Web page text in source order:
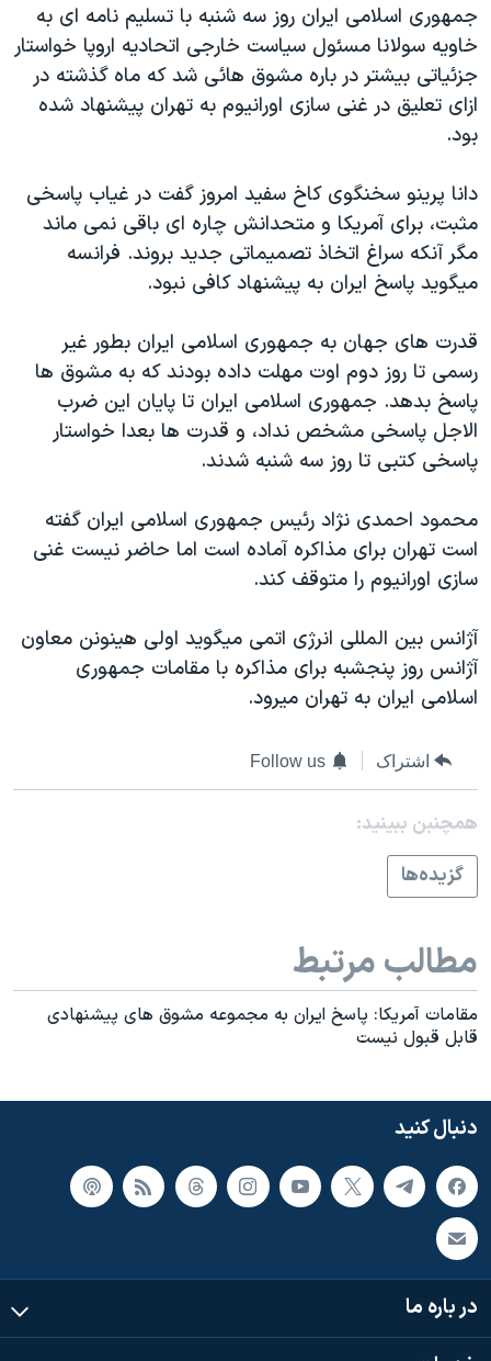
علم و فناوری
اسرائیل در جنگ
گالری عکس
آرشیو پخش زنده
رمز مهسا
ورزش زنان در ایران
اعتراضات زن، زندگی، آزادی
مجموعه مستندهای دادخواهی
تریبونال مردمی آبان ۹۸
دادگاه حمید نوری
چهل سال گروگان‌گیری
قانون شفافیت دارائی کادر رهبری ایران
اعتراضات مردمی آبان ۹۸
اسرائیل در جنگ
نرگس محمدی برنده جایزه نوبل صلح
همایش محافظه‌کاران آمریکا «سی‌پک»
سفر پرزیدنت ترامپ به چین
زبانهای مختلف
جمهوری اسلامی ايران روز سه شنبه با تسليم نامه ای به
خاويه سولانا مسئول سياست خارجی اتحاديه اروپا خواستار
جزئياتی بيشتر در باره مشوق هائی شد که ماه گذشته در
ازای تعليق در غنی سازی اورانيوم به تهران پيشنهاد شده
بود.
دانا پرينو سخنگوی کاخ سفيد امروز گفت در غياب پاسخی
مثبت، برای آمريکا و متحدانش چاره ای باقی نمی ماند
مگر آنکه سراغ اتخاذ تصميماتی جديد بروند. فرانسه
ميگويد پاسخ ايران به پيشنهاد کافی نبود.
قدرت های جهان به جمهوری اسلامی ايران بطور غير
رسمی تا روز دوم اوت مهلت داده بودند که به مشوق ها
پاسخ بدهد. جمهوری اسلامی ايران تا پايان اين ضرب
الاجل پاسخی مشخص نداد، و قدرت ها بعدا خواستار
پاسخی کتبی تا روز سه شنبه شدند.
محمود احمدی نژاد رئيس جمهوری اسلامی ايران گفته
است تهران برای مذاکره آماده است اما حاضر نيست غنی
سازی اورانيوم را متوقف کند.
آژانس بين المللی انرژی اتمی ميگويد اولی هينونن معاون
آژانس روز پنجشبه برای مذاکره با مقامات جمهوری
اسلامی ايران به تهران ميرود.
اشتراک Follow us
همچنبن ببینید:
گزيده‌ها
مطالب مرتبط
مقامات آمريکا: پاسخ ایران به مجموعه مشوق های پیشنهادی
قابل قبول نيست
دنبال کنید
در باره ما